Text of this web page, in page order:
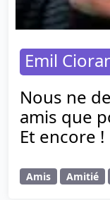
Emil
Nous ne
amis que
Et encore !
Amis Amitié